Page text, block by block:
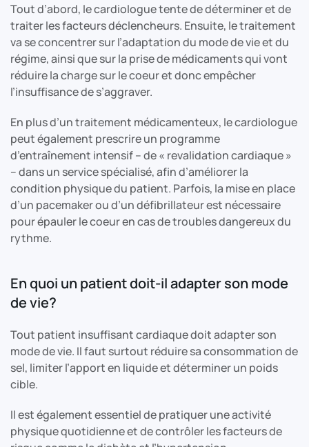
Tout d’abord, le cardiologue tente de déterminer et de
traiter les facteurs déclencheurs. Ensuite, le traitement
va se concentrer sur l’adaptation du mode de vie et du
régime, ainsi que sur la prise de médicaments qui vont
réduire la charge sur le coeur et donc empêcher
l’insuffisance de s’aggraver.
En plus d’un traitement médicamenteux, le cardiologue
peut également prescrire un programme
d’entraînement intensif – de « revalidation cardiaque »
– dans un service spécialisé, afin d’améliorer la
condition physique du patient. Parfois, la mise en place
d’un pacemaker ou d’un défibrillateur est nécessaire
pour épauler le coeur en cas de troubles dangereux du
rythme.
En quoi un patient doit-il adapter son mode
de vie?
Tout patient insuffisant cardiaque doit adapter son
mode de vie. Il faut surtout réduire sa consommation de
sel, limiter l’apport en liquide et déterminer un poids
cible.
Il est également essentiel de pratiquer une activité
physique quotidienne et de contrôler les facteurs de